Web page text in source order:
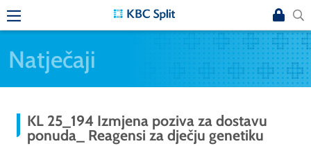
Natječaji
KL 25_194 Izmjena poziva za dostavu
ponuda_ Reagensi za dječju genetiku